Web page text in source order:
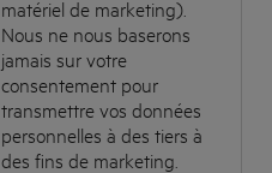
matériel de marketing).
Nous ne nous baserons
jamais sur votre
consentement pour
transmettre vos données
personnelles à des tiers à
des fins de marketing.